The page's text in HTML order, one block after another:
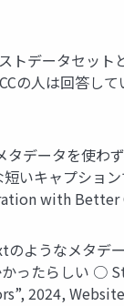
データセット
の人は回答し
データを使
いキャプショ
with
ようなメタデ
ったらしい ○
2024, Website